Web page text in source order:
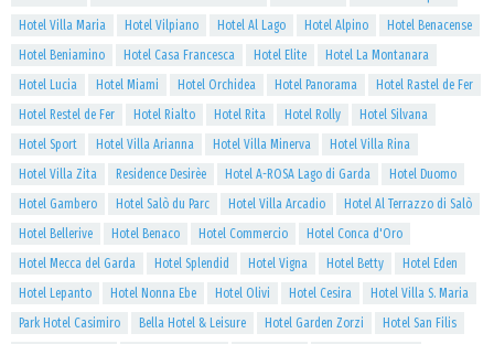
Hotel Villa Maria
Hotel Vilpiano Hotel Al Lago Hotel Alpino
Hotel Benacense
Hotel Beniamino
Hotel Casa Francesca Hotel Elite
Hotel La Montanara
Hotel Lucia
Hotel Miami Hotel Orchidea Hotel Panorama
Hotel Rastel de Fer
Hotel Restel de Fer
Hotel Rialto Hotel Rita Hotel Rolly
Hotel Silvana
Hotel Sport
Hotel Villa Arianna Hotel Villa Minerva
Hotel Villa Rina
Hotel Villa Zita
Residence Desirèe Hotel A-ROSA Lago di Garda
Hotel Duomo
Hotel Gambero
Hotel Salò du Parc Hotel Villa Arcadio
Hotel Al Terrazzo di Salò
Hotel Bellerive
Hotel Benaco Hotel Commercio
Hotel Conca d'Oro
Hotel Mecca del Garda
Hotel Splendid Hotel Vigna Hotel Betty
Hotel Eden
Hotel Lepanto
Hotel Nonna Ebe Hotel Olivi Hotel Cesira
Hotel Villa S. Maria
Park Hotel Casimiro
Bella Hotel & Leisure Hotel Garden Zorzi
Hotel San Filis